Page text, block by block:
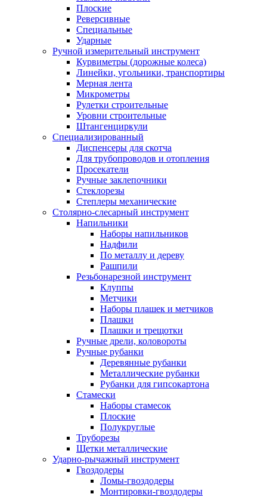
Плоские
Реверсивные
Специальные
Ударные
Ручной измерительный инструмент
Курвиметры (дорожные колеса)
Линейки, угольники, транспортиры
Мерная лента
Микрометры
Рулетки строительные
Уровни строительные
Штангенциркули
Специализированный
Диспенсеры для скотча
Для трубопроводов и отопления
Просекатели
Ручные заклепочники
Стеклорезы
Степлеры механические
Столярно-слесарный инструмент
Напильники
Наборы напильников
Надфили
По металлу и дереву
Рашпили
Резьбонарезной инструмент
Клуппы
Метчики
Наборы плашек и метчиков
Плашки
Плашки и трещотки
Ручные дрели, коловороты
Ручные рубанки
Деревянные рубанки
Металлические рубанки
Рубанки для гипсокартона
Стамески
Наборы стамесок
Плоские
Полукруглые
Труборезы
Щетки металлические
Ударно-рычажный инструмент
Гвоздодеры
Ломы-гвоздодеры
Монтировки-гвоздодеры